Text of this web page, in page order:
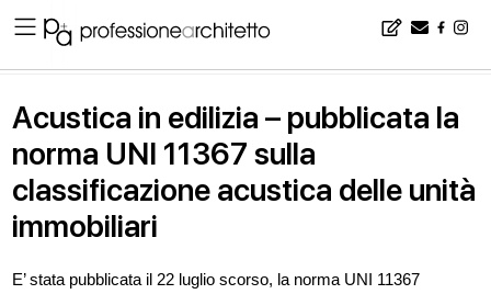
Acustica in edilizia – pubblicata la
norma UNI 11367 sulla
classificazione acustica delle unità
immobiliari
E’ stata pubblicata il 22 luglio scorso, la norma UNI 11367